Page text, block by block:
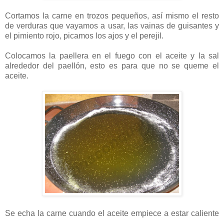
Cortamos la carne en trozos pequeños, así mismo el resto
de verduras que vayamos a usar, las vainas de guisantes y
el pimiento rojo, picamos los ajos y el perejil.
Colocamos la paellera en el fuego con el aceite y la sal
alrededor del paellón, esto es para que no se queme el
aceite.
Se echa la carne cuando el aceite empiece a estar caliente